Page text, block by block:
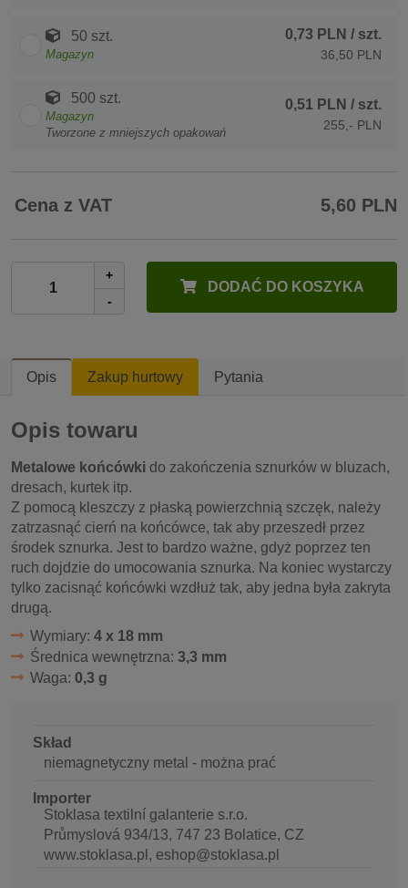
50 szt.
Magazyn
0,73 PLN / szt.
36,50 PLN
500 szt.
Magazyn
Tworzone z mniejszych opakowań
0,51 PLN / szt.
255,- PLN
Cena z VAT 5,60 PLN
+
-
DODAĆ DO KOSZYKA
Opis Zakup hurtowy Pytania
Opis towaru
Metalowe końcówki do zakończenia sznurków w bluzach,
dresach, kurtek itp.
Z pomocą kleszczy z płaską powierzchnią szczęk, należy
zatrzasnąć cierń na końcówce, tak aby przeszedł przez
środek sznurka. Jest to bardzo ważne, gdyż poprzez ten
ruch dojdzie do umocowania sznurka. Na koniec wystarczy
tylko zacisnąć końcówki wzdłuż tak, aby jedna była zakryta
drugą.
Wymiary: 4 x 18 mm
Średnica wewnętrzna: 3,3 mm
Waga: 0,3 g
Skład
niemagnetyczny metal - można prać
Importer
Stoklasa textilní galanterie s.r.o.
Průmyslová 934/13, 747 23 Bolatice, CZ
www.stoklasa.pl, eshop@stoklasa.pl